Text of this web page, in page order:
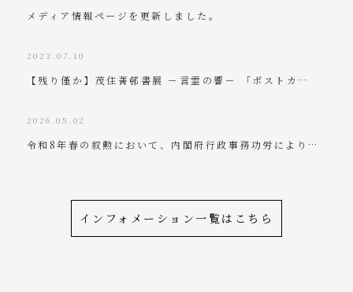
メディア情報ページを更新しました。
2023.07.10
【残り僅か】茂住菁邨書展 －言霊の響－ 「ポストカ…
2026.05.02
令和8年春の叙勲において、内閣府行政事務功労により…
インフォメーション一覧はこちら